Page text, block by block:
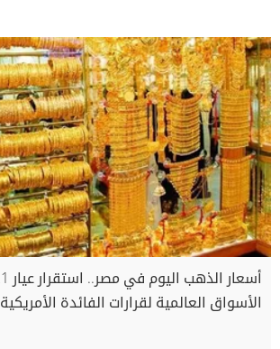
الأسواق العالمية لقرارات الفائدة الأمريكية